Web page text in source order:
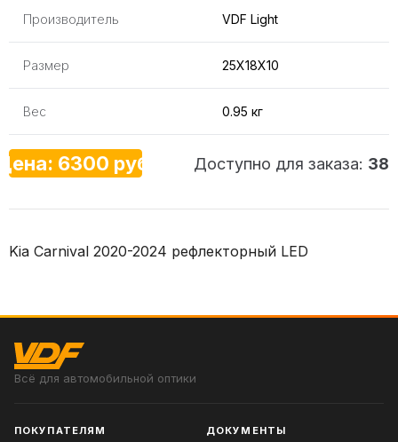
Производитель VDF Light
Размер 25X18X10
Вес 0.95 кг
6300 руб. Доступно для заказа: 38
Kia Carnival 2020-2024 рефлекторный LED
Всё для автомобильной оптики
ПОКУПАТЕЛЯМ ДОКУМЕНТЫ